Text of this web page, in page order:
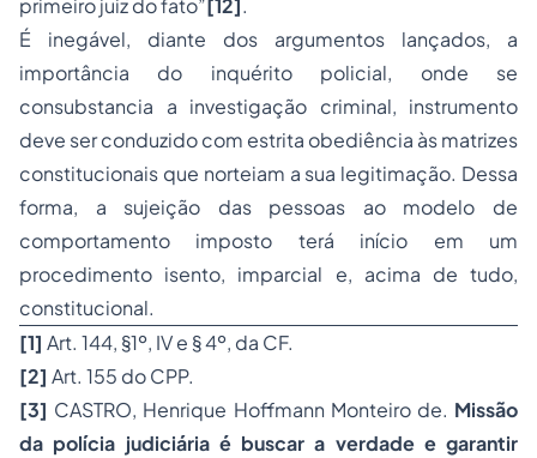
primeiro juiz do fato”[12].
É inegável, diante dos argumentos lançados, a
importância do inquérito policial, onde se
consubstancia a investigação criminal, instrumento
deve ser conduzido com estrita obediência às matrizes
constitucionais que norteiam a sua legitimação. Dessa
forma, a sujeição das pessoas ao modelo de
comportamento imposto terá início em um
procedimento isento, imparcial e, acima de tudo,
constitucional.
[1] Art. 144, §1º, IV e § 4º, da CF.
[2] Art. 155 do CPP.
[3] CASTRO, Henrique Hoffmann Monteiro de. Missão
da polícia judiciária é buscar a verdade e garantir